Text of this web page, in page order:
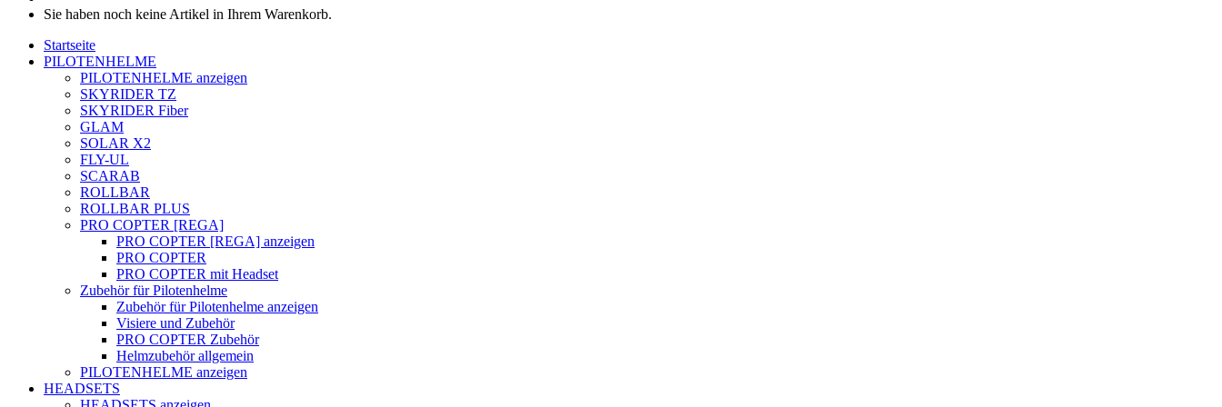
Sie haben noch keine Artikel in Ihrem Warenkorb.
Startseite
PILOTENHELME
PILOTENHELME anzeigen
SKYRIDER TZ
SKYRIDER Fiber
GLAM
SOLAR X2
FLY-UL
SCARAB
ROLLBAR
ROLLBAR PLUS
PRO COPTER [REGA]
PRO COPTER [REGA] anzeigen
PRO COPTER
PRO COPTER mit Headset
Zubehör für Pilotenhelme
Zubehör für Pilotenhelme anzeigen
Visiere und Zubehör
PRO COPTER Zubehör
Helmzubehör allgemein
PILOTENHELME anzeigen
HEADSETS